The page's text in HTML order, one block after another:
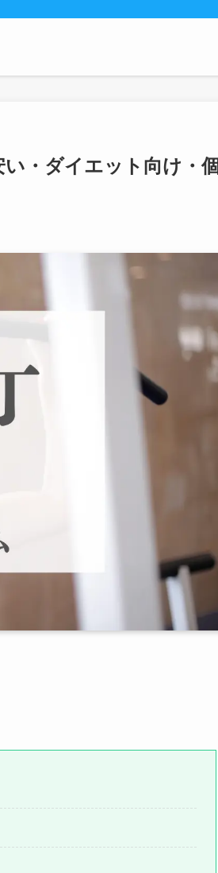
・ダイエット向け・個